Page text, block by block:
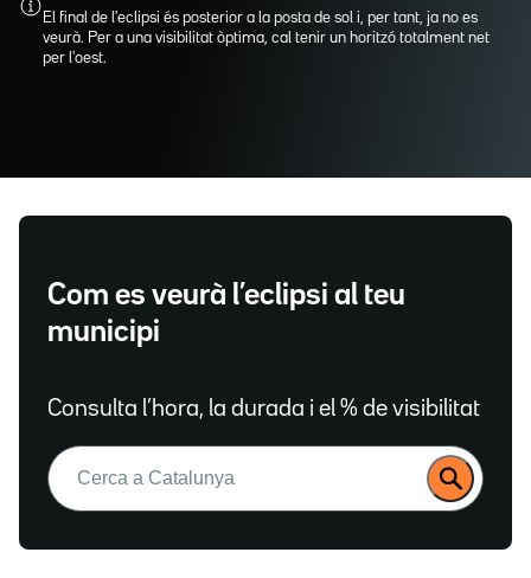
El final de l'eclipsi és posterior a la posta de sol i, per tant, ja no es
veurà. Per a una visibilitat òptima, cal tenir un horitzó totalment net
per l'oest.
Com es veurà l’eclipsi al teu
municipi
Consulta l’hora, la durada i el % de visibilitat
Buscar: